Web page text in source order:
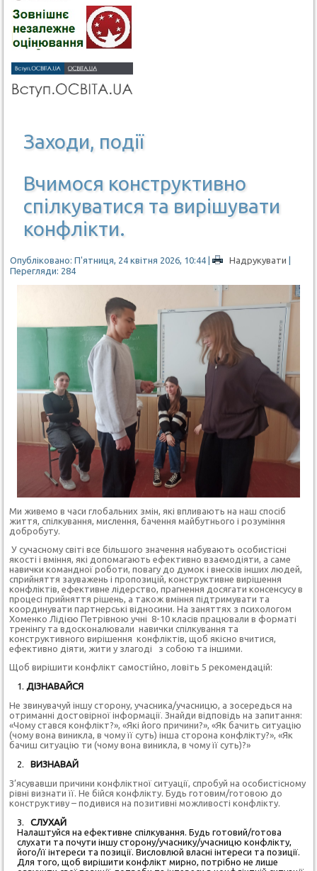
Заходи, події
Вчимося конструктивно
спілкуватися та вирішувати
конфлікти.
Опубліковано: П'ятниця, 24 квітня 2026, 10:44 | Надрукувати |
Перегляди: 284
Ми живемо в часи глобальних змін, які впливають на наш спосіб
життя, спілкування, мислення, бачення майбутнього і розуміння
добробуту.
У сучасному світі все більшого значення набувають особистісні
якості і вміння, які допомагають ефективно взаємодіяти, а саме
навички командної роботи, повагу до думок і внесків інших людей,
сприйняття зауважень і пропозицій, конструктивне вирішення
конфліктів, ефективне лідерство, прагнення досягати консенсусу в
процесі прийняття рішень, а також вміння підтримувати та
координувати партнерські відносини. На заняттях з психологом
Хоменко Лідією Петрівною учні 8-10 класів працювали в форматі
тренінгу та вдосконалювали навички спілкування та
конструктивного вирішення конфліктів, щоб якісно вчитися,
ефективно діяти, жити у злагоді з собою та іншими.
Щоб вирішити конфлікт самостійно, ловіть 5 рекомендацій:
ДІЗНАВАЙСЯ
Не звинувачуй іншу сторону, учасника/учасницю, а зосередься на
отриманні достовірної інформації. Знайди відповідь на запитання:
«Чому стався конфлікт?», «Які його причини?», «Як бачить ситуацію
(чому вона виникла, в чому її суть) інша сторона конфлікту?», «Як
бачиш ситуацію ти (чому вона виникла, в чому її суть)?»
ВИЗНАВАЙ
З’ясувавши причини конфліктної ситуації, спробуй на особистісному
рівні визнати її. Не бійся конфлікту. Будь готовим/готовою до
конструктиву – подивися на позитивні можливості конфлікту.
СЛУХАЙ
Налаштуйся на ефективне спілкування. Будь готовий/готова
слухати та почути іншу сторону/учаснику/учасницю конфлікту,
його/її інтереси та позиції. Висловлюй власні інтереси та позиції.
Для того, щоб вирішити конфлікт мирно, потрібно не лише